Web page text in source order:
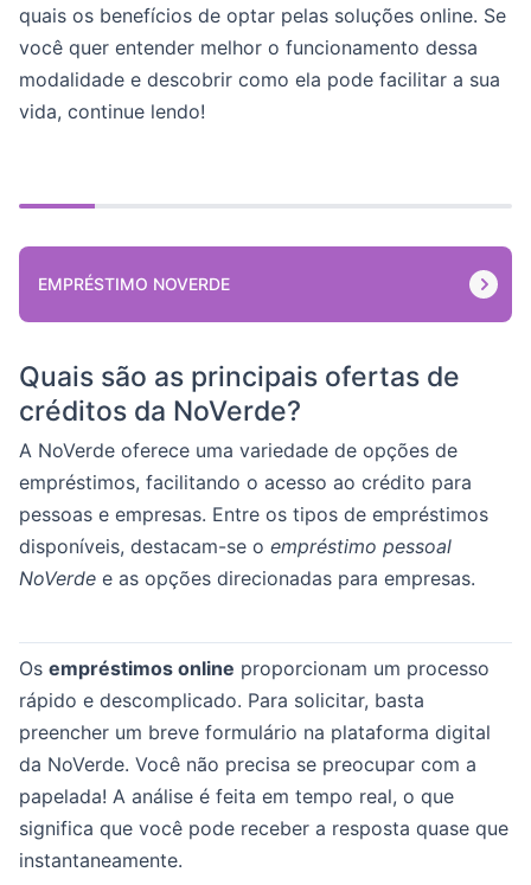
quais os benefícios de optar pelas soluções online. Se
você quer entender melhor o funcionamento dessa
modalidade e descobrir como ela pode facilitar a sua
vida, continue lendo!
EMPRÉSTIMO NOVERDE
Quais são as principais ofertas de
créditos da NoVerde?
A NoVerde oferece uma variedade de opções de
empréstimos, facilitando o acesso ao crédito para
pessoas e empresas. Entre os tipos de empréstimos
disponíveis, destacam-se o empréstimo pessoal
NoVerde e as opções direcionadas para empresas.
Os empréstimos online proporcionam um processo
rápido e descomplicado. Para solicitar, basta
preencher um breve formulário na plataforma digital
da NoVerde. Você não precisa se preocupar com a
papelada! A análise é feita em tempo real, o que
significa que você pode receber a resposta quase que
instantaneamente.